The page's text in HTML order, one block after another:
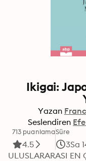
Ikigai:
Yazan
Seslendiren
713 puanlama
4.5
Süre
3Sa
ULUSLARARASI